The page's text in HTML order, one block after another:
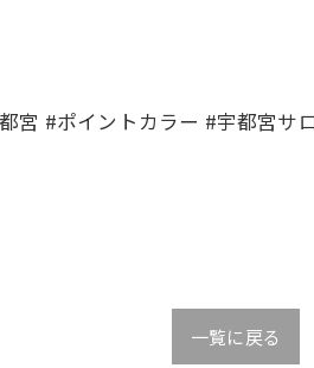
宮 #ポイントカラー #宇都宮
一覧に戻る